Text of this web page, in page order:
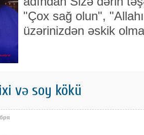
"Çox sağ olun",
üzərinizdən əskik
və soy kökü